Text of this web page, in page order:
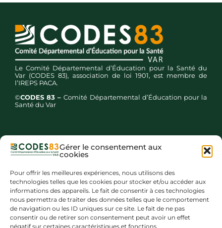
Gérer le consentement aux
cookies
Pour offrir les meilleures expériences, nous utilisons des
technologies telles que les cookies pour stocker et/ou accéder aux
informations des appareils. Le fait de consentir à ces technologies
nous permettra de traiter des données telles que le comportement
de navigation ou les ID uniques sur ce site. Le fait de ne pas
consentir ou de retirer son consentement peut avoir un effet
négatif sur certaines caractéristiques et fonctions.
Le Comité Départemental d’Éducation pour la Santé du
Var (CODES 83), association de loi 1901, est membre de
l’IREPS PACA.
©CODES 83 –Comité Départemental d’Éducation pour la
Santé du Var
Inscription newsletters